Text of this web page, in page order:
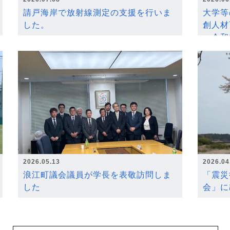
請戸海岸で放射線測定の支援を行いま
した。
大学
創人
～令
2026.05.13
浪江町議会議員が学長を表敬訪問しま
した
「震
会」